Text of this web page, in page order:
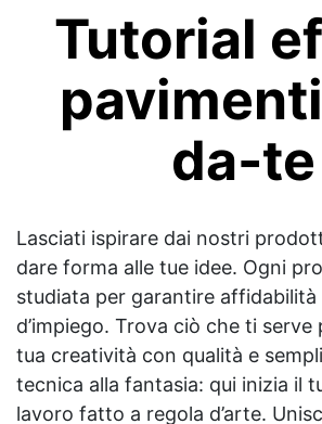
Tutorial
da-te
Lasciati ispirare dai nostri
dare forma alle tue idee. Ogni
studiata per garantire affidabilità
d’impiego. Trova ciò che ti serve
tua creatività con qualità e
tecnica alla fantasia: qui inizia il
lavoro fatto a regola d’arte.